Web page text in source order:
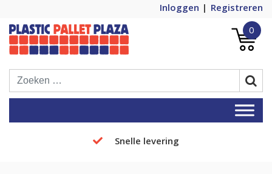
Inloggen
Registreren
Plastic Pallet Plaza
Plastic Pallets Plaza, de nummer 1 in
Europa!
0
Snelle levering